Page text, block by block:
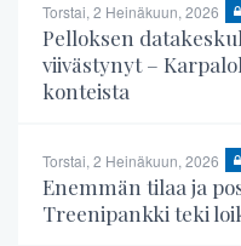
Torstai, 2 Heinäkuun, 2026
Pelloksen
viivästynyt –
konteista
Torstai, 2 Heinäkuun, 2026
Enemmän tilaa ja
Treenipankki teki